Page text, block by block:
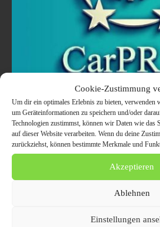
Cookie-Zustimmung
Um dir ein optimales Erlebnis zu bieten, verwenden
um Geräteinformationen zu speichern und/oder
Technologien zustimmst, können wir Daten wie das
auf dieser Website verarbeiten. Wenn du deine
zurückziehst, können bestimmte Merkmale und
Akzeptieren
Ablehnen
Einstellungen
Die neuesten Auto
Elektromobilität,
und innovative
der deutschen
2. Juli 2023
spannende Trends der Automobilbranche Spannende Auto News aus
deutschen Automobilbranche. Neueste...